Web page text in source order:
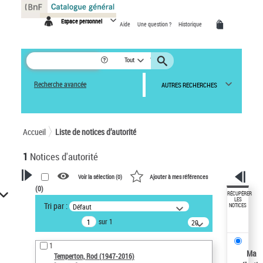
Espace personnel Aide Une question ? Historique
Tout
Recherche avancée AUTRES RECHERCHES
Accueil Liste de notices d’autorité
1 Notices d'autorité
VOTRE RECHERCHE
Recherche avancée dans les
notices d’autorité
Œuvres liées à l'auteur :
Temperton, Rod (1947-2016)
Voir la sélection (0) Ajouter à mes références
(0)
Tri par : Défaut
sur 1
20
résultats/page
1
Temperton, Rod (1947-2016)
RÉCUPÉRER
LES
NOTICES
Ma
Panneau de gestion des cookies